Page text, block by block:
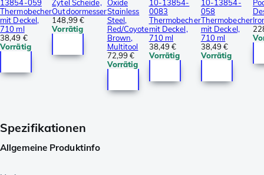
13854-059
Thermobecher
mit Deckel,
710 ml
38,49 €
Vorrätig
Zytel Scheide,
Outdoormesser
148,99 €
Vorrätig
Oxide
Stainless
Steel,
Red/Coyote
Brown,
Multitool
72,99 €
Vorrätig
10-13854-
0083
Thermobecher
mit Deckel,
710 ml
38,49 €
Vorrätig
10-13854-
058
Thermobecher
mit Deckel,
710 ml
38,49 €
Vorrätig
Spezifikationen
Allgemeine Produktinfo